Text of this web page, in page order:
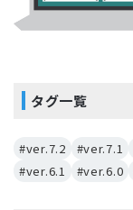
タグ一覧
#ver.7.2 #ver.7.1
#ver.6.1
#ver.6.0